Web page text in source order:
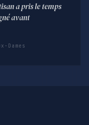
a pris le temps
avant